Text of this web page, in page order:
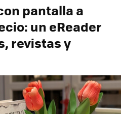
pantalla a
un eReader
revistas y